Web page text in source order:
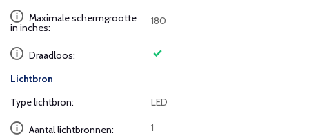
Maximale schermgrootte
in inches:
180
Draadloos:
Lichtbron
Type lichtbron:
LED
Aantal lichtbronnen: 1